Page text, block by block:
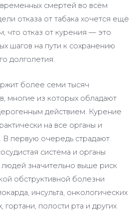
смертей во всём
отказа от табака хочется ещё
что отказ от курения — это
шагов на пути к сохранению
долголетия.
более семи тысяч
многие из которых обладают
действием. Курение
на все органы и
В первую очередь страдают
система и органы
значительно выше риск
обструктивной болезни
инсульта, онкологических
гортани, полости рта и других